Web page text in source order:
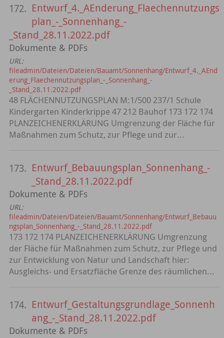
172. Entwurf_4._AEnderung_Flaechennutzungs
plan_-_Sonnenhang_-
_Stand_28.11.2022.pdf
Dokumente & PDFs
URL:
fileadmin/Dateien/Dateien/Bauamt/Sonnenhang/Entwurf_4._AEnd
erung_Flaechennutzungsplan_-_Sonnenhang_-
_Stand_28.11.2022.pdf
48 FLÄCHENNUTZUNGSPLAN M:1/500 237/1 Schule
Kindergarten Kinderkrippe 47 212 Bauhof 173 172 174
PLANZEICHENERKLÄRUNG Umgrenzung der Fläche für
Maßnahmen zum Schutz, zur Pflege und zur...
173. Entwurf_Bebauungsplan_Sonnenhang_-
_Stand_28.11.2022.pdf
Dokumente & PDFs
URL:
fileadmin/Dateien/Dateien/Bauamt/Sonnenhang/Entwurf_Bebauu
ngsplan_Sonnenhang_-_Stand_28.11.2022.pdf
173 172 174 PLANZEICHENERKLÄRUNG Umgrenzung
der Fläche für Maßnahmen zum Schutz, zur Pflege und
zur Entwicklung von Natur und Landschaft hier:
Ausgleichs- und Ersatzfläche Grenze des räumlichen...
174. Entwurf_Gestaltungsgrundlage_Sonnenh
ang_-_Stand_28.11.2022.pdf
Dokumente & PDFs